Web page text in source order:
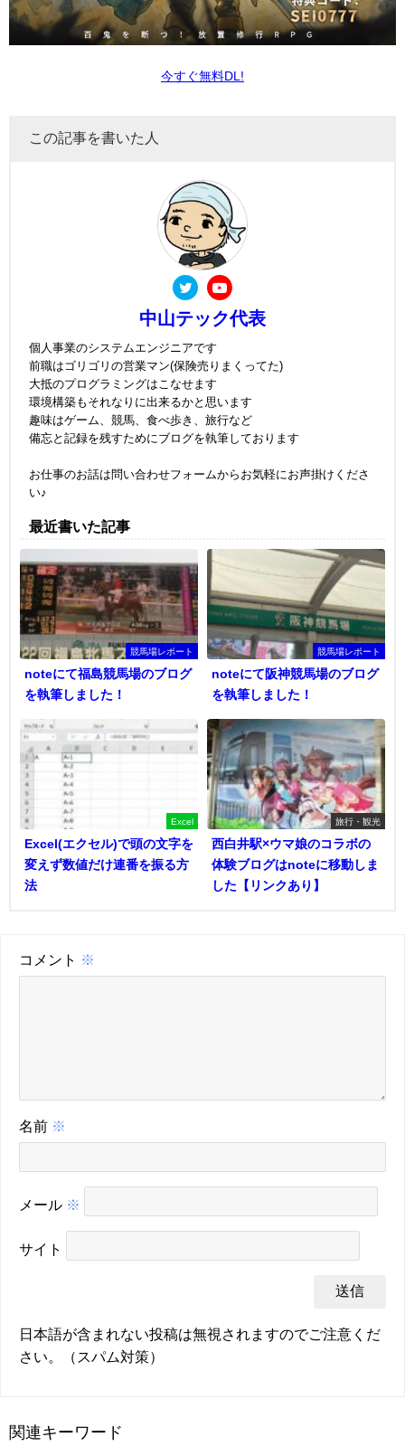
今すぐ無料DL!
この記事を書いた人
中山テック代表
個人事業のシステムエンジニアです
前職はゴリゴリの営業マン(保険売りまくってた)
大抵のプログラミングはこなせます
環境構築もそれなりに出来るかと思います
趣味はゲーム、競馬、食べ歩き、旅行など
備忘と記録を残すためにブログを執筆しております
お仕事のお話は問い合わせフォームからお気軽にお声掛けくださ
い♪
最近書いた記事
競馬場レポート
noteにて福島競馬場のブログ
を執筆しました！
競馬場レポート
noteにて阪神競馬場のブログ
を執筆しました！
Excel
Excel(エクセル)で頭の文字を
変えず数値だけ連番を振る方
法
旅行・観光
西白井駅×ウマ娘のコラボの
体験ブログはnoteに移動しま
した【リンクあり】
コメント ※
名前 ※
メール ※
サイト
日本語が含まれない投稿は無視されますのでご注意くだ
さい。（スパム対策）
関連キーワード